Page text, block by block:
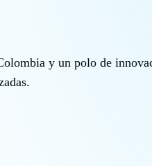
y un polo de